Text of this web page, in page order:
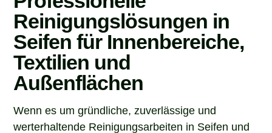
Reinigungslösungen in
Seifen für Innenbereiche,
Textilien und
Außenflächen
Wenn es um gründliche, zuverlässige und
werterhaltende Reinigungsarbeiten in Seifen und